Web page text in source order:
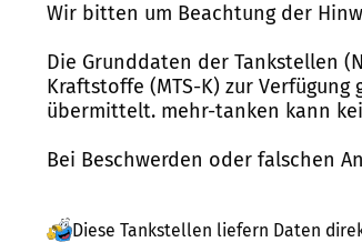
Wir bitten um Beachtung der
Die Grunddaten der Tankstellen
Kraftstoffe (MTS-K) zur
übermittelt. mehr-tanken kann
Bei Beschwerden oder falschen
Diese Tankstellen liefern Daten